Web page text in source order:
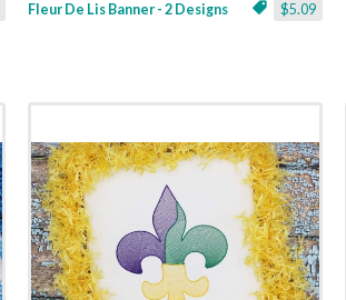
$5.09
Fleur De Lis Banner - 2 Designs